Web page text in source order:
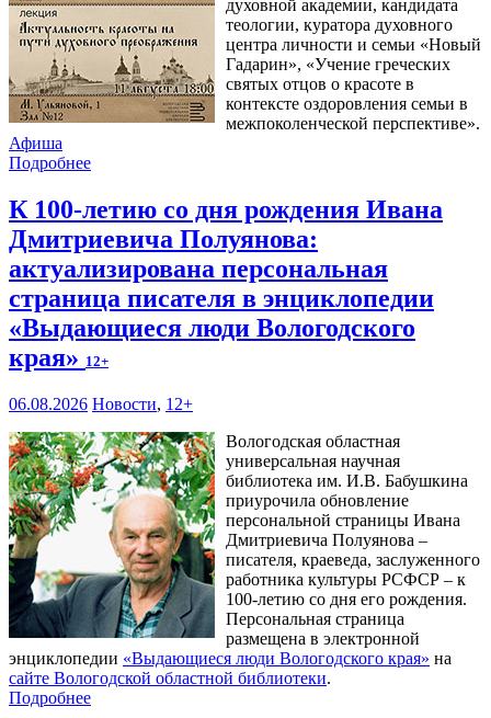
духовной академии, кандидата
теологии, куратора духовного
центра личности и семьи «Новый
Гадарин», «Учение греческих
святых отцов о красоте в
контексте оздоровления семьи в
межпоколенческой перспективе».
Афиша
Подробнее
К 100-летию со дня рождения Ивана
Дмитриевича Полуянова:
актуализирована персональная
страница писателя в энциклопедии
«Выдающиеся люди Вологодского
края» 12+
06.08.2026 Новости, 12+
Вологодская областная
универсальная научная
библиотека им. И.В. Бабушкина
приурочила обновление
персональной страницы Ивана
Дмитриевича Полуянова –
писателя, краеведа, заслуженного
работника культуры РСФСР – к
100‑летию со дня его рождения.
Персональная страница
размещена в электронной
энциклопедии «Выдающиеся люди Вологодского края» на
сайте Вологодской областной библиотеки.
Подробнее